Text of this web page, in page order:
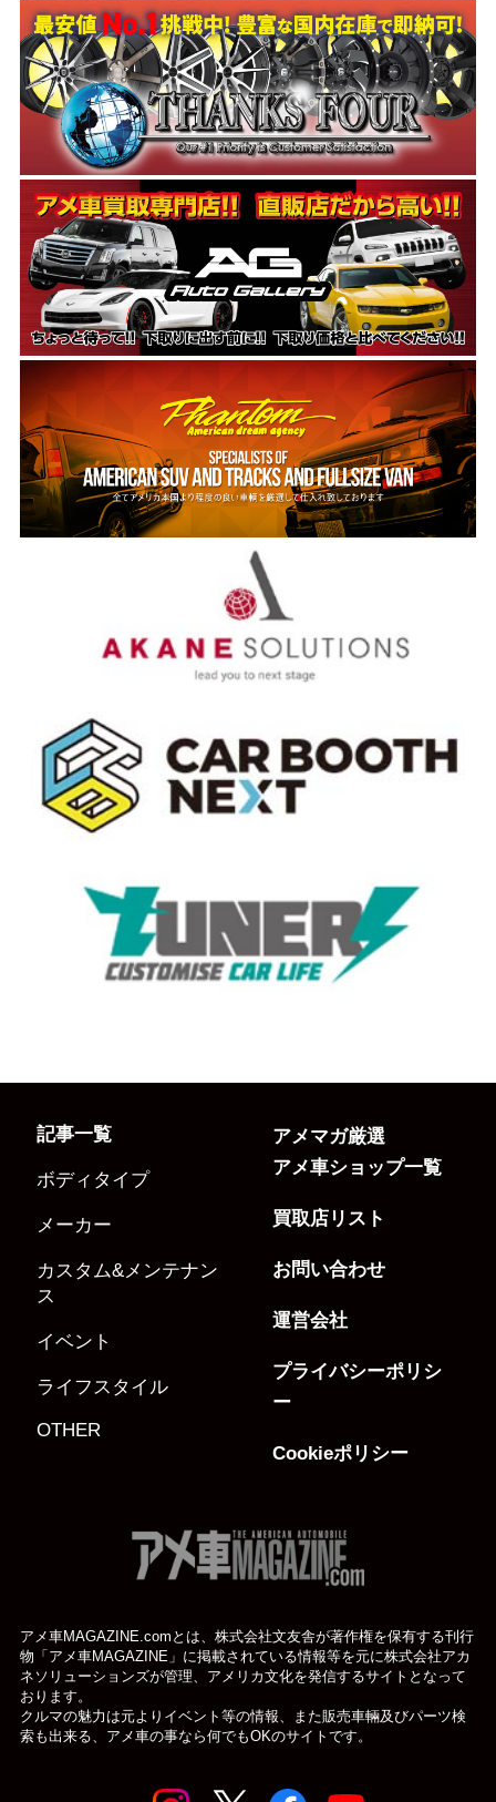
記事一覧
ボディタイプ
メーカー
カスタム&メンテナン
ス
イベント
ライフスタイル
OTHER
アメマガ厳選
アメ車ショップ一覧
買取店リスト
お問い合わせ
運営会社
プライバシーポリシ
ー
Cookieポリシー
アメ車MAGAZINE.comとは、株式会社文友舎が著作権を保有する刊行
物「アメ車MAGAZINE」に掲載されている情報等を元に株式会社アカ
ネソリューションズが管理、アメリカ文化を発信するサイトとなって
おります。
クルマの魅力は元よりイベント等の情報、また販売車輛及びパーツ検
索も出来る、アメ車の事なら何でもOKのサイトです。